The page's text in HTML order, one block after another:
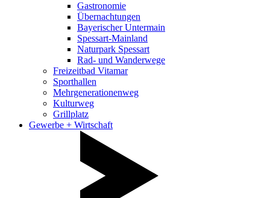
Gastronomie
Übernachtungen
Bayerischer Untermain
Spessart-Mainland
Naturpark Spessart
Rad- und Wanderwege
Freizeitbad Vitamar
Sporthallen
Mehrgenerationenweg
Kulturweg
Grillplatz
Gewerbe + Wirtschaft